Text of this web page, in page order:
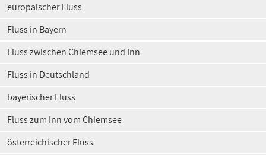
europäischer Fluss
Fluss in Bayern
Fluss zwischen Chiemsee und Inn
Fluss in Deutschland
bayerischer Fluss
Fluss zum Inn vom Chiemsee
österreichischer Fluss